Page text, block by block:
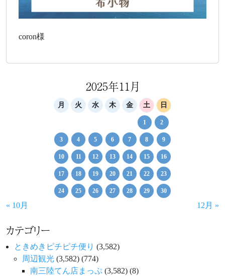
coron様
2025年11月
月 火 水 木 金 土 日
1 2
3 4 5 6 7 8 9
10 11 12 13 14 15 16
17 18 19 20 21 22 23
24 25 26 27 28 29 30
« 10月 12月 »
カテゴリー
ときめきピチピチ便り (3,582)
周辺観光 (3,582) (774)
南三陸てん店まっぷ (3,582) (8)